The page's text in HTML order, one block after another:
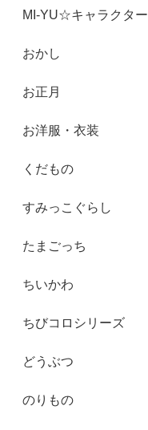
MI-YU☆キャラクター
おかし
お正月
お洋服・衣装
くだもの
すみっこぐらし
たまごっち
ちいかわ
ちびコロシリーズ
どうぶつ
のりもの